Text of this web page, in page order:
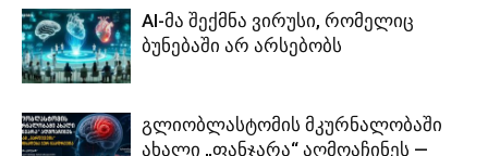
AI-მა შექმნა ვირუსი, რომელიც
ბუნებაში არ არსებობს
გლიობლასტომის მკურნალობაში
ახალი „ფანჯარა“ აღმოაჩინეს —